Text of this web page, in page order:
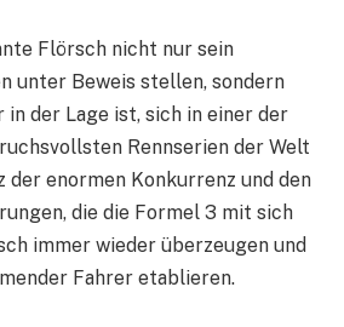
Flörsch nicht nur sein
unter Beweis stellen, sondern
in der Lage ist, sich in einer der
Rennserien der Welt
der enormen Konkurrenz und den
die die Formel 3 mit sich
immer wieder überzeugen und
Fahrer etablieren.